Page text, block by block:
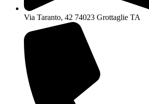
Via Taranto, 42 74023 Grottaglie TA